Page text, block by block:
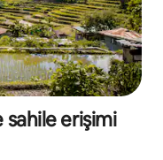
sahile erişimi